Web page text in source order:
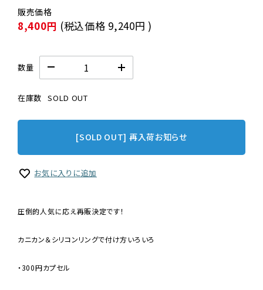
8,400円 (税込価格 9,240円 )
数量
在庫数 SOLD OUT
[SOLD OUT] 再入荷お知らせ
お気に入りに追加
圧倒的人気に応え再販決定です！
カニカン＆シリコンリングで付け方いろいろ
・300円カプセル